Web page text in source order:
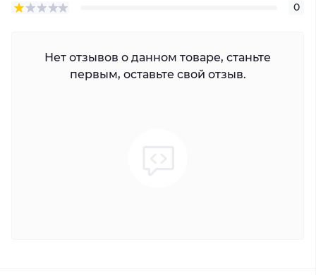
0
Нет отзывов о данном товаре, станьте
первым, оставьте свой отзыв.